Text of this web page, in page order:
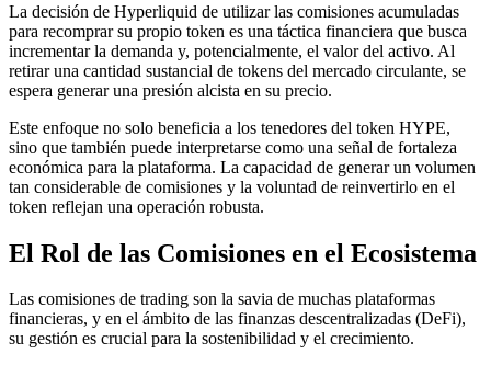
La decisión de Hyperliquid de utilizar las comisiones acumuladas
para recomprar su propio token es una táctica financiera que busca
incrementar la demanda y, potencialmente, el valor del activo. Al
retirar una cantidad sustancial de tokens del mercado circulante, se
espera generar una presión alcista en su precio.
Este enfoque no solo beneficia a los tenedores del token HYPE,
sino que también puede interpretarse como una señal de fortaleza
económica para la plataforma. La capacidad de generar un volumen
tan considerable de comisiones y la voluntad de reinvertirlo en el
token reflejan una operación robusta.
El Rol de las Comisiones en el Ecosistema
Las comisiones de trading son la savia de muchas plataformas
financieras, y en el ámbito de las finanzas descentralizadas (DeFi),
su gestión es crucial para la sostenibilidad y el crecimiento.